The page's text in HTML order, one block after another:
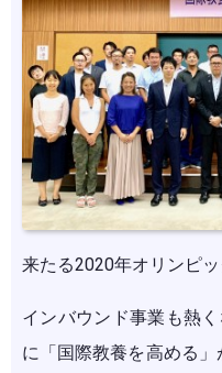
来たる2020年オリンピッ
インバウンド事業も熱
に「国際教養を高める